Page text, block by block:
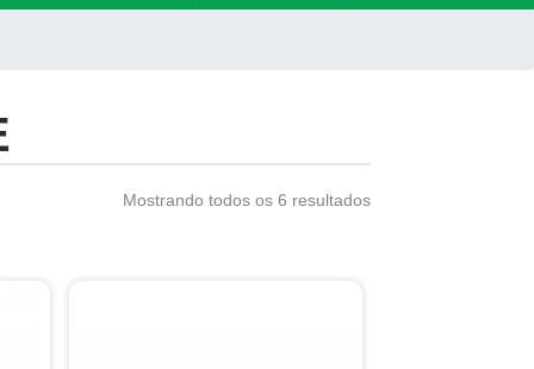
Mostrando todos os 6 resultados